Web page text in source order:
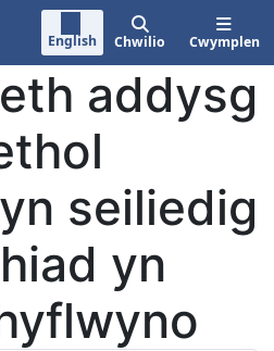
English Chwilio Cwymplen
addysg
seiliedig
yn